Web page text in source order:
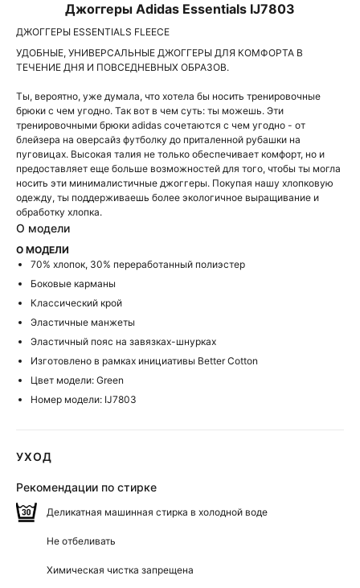
Джоггеры Adidas Essentials IJ7803
ДЖОГГЕРЫ ESSENTIALS FLEECE
УДОБНЫЕ, УНИВЕРСАЛЬНЫЕ ДЖОГГЕРЫ ДЛЯ КОМФОРТА В
ТЕЧЕНИЕ ДНЯ И ПОВСЕДНЕВНЫХ ОБРАЗОВ.
Ты, вероятно, уже думала, что хотела бы носить тренировочные
брюки с чем угодно. Так вот в чем суть: ты можешь. Эти
тренировочными брюки adidas сочетаются с чем угодно - от
блейзера на оверсайз футболку до приталенной рубашки на
пуговицах. Высокая талия не только обеспечивает комфорт, но и
предоставляет еще больше возможностей для того, чтобы ты могла
носить эти минималистичные джоггеры. Покупая нашу хлопковую
одежду, ты поддерживаешь более экологичное выращивание и
обработку хлопка.
О модели
О МОДЕЛИ
70% хлопок, 30% переработанный полиэстер
Боковые карманы
Классический крой
Эластичные манжеты
Эластичный пояс на завязках-шнурках
Изготовлено в рамках инициативы Better Cotton
Цвет модели: Green
Номер модели: IJ7803
УХОД
Рекомендации по стирке
Деликатная машинная стирка в холодной воде
Не отбеливать
Химическая чистка запрещена